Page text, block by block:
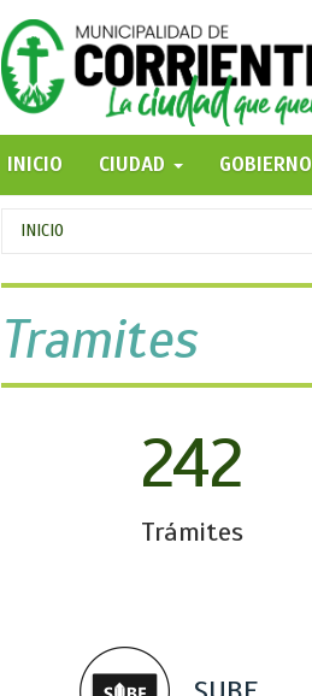
INICIO
CIUDAD GOBIERNO
Se
encuentra
usted
aquí
INICIO
Tramites
242
Trámites